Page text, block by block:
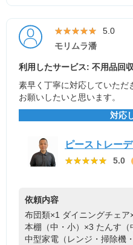
★★★★★
★★★★★ 5.0
モリムラ潘
利用したサービス: 不用品回収
素早く丁寧に対応していただ
お願いしたいと思います。
対応
ピーストレー
★★★★★
★★★★★ 5.0
依頼内容
布団類×1 ダイニングチェア
本棚（中・小）×3 たんす（
中型家電（レンジ・掃除機